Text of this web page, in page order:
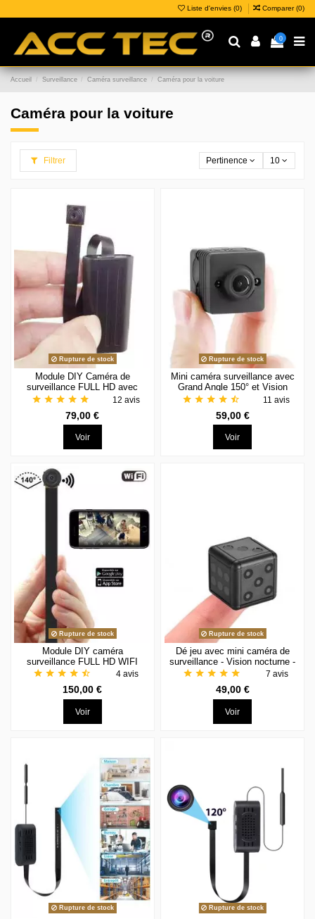
Liste d'envies (0) Comparer (0)
0
Accueil Surveillance Caméra surveillance Caméra pour la voiture
Caméra pour la voiture
Filtrer Pertinence 10
Rupture de stock
Module DIY Caméra de
surveillance FULL HD avec
détection de mouvement
star star star star star 12 avis
79,00 €
Voir
Rupture de stock
Mini caméra surveillance avec
Grand Angle 150° et Vision
Nocturne
star star star star star_half 11 avis
59,00 €
Voir
Rupture de stock
Module DIY caméra
surveillance FULL HD WIFI
grand angle 140°
star star star star star_half 4 avis
150,00 €
Voir
Rupture de stock
Dé jeu avec mini caméra de
surveillance - Vision nocturne -
Noir
star star star star star 7 avis
49,00 €
Voir
Rupture de stock Rupture de stock